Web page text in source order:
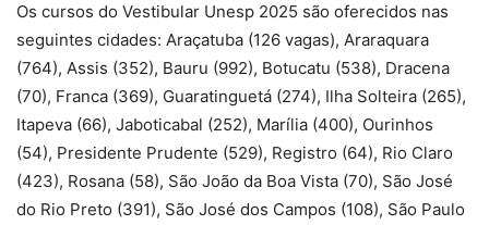
Os cursos do Vestibular Unesp 2025 são oferecidos nas
seguintes cidades: Araçatuba (126 vagas), Araraquara
(764), Assis (352), Bauru (992), Botucatu (538), Dracena
(70), Franca (369), Guaratinguetá (274), Ilha Solteira (265),
Itapeva (66), Jaboticabal (252), Marília (400), Ourinhos
(54), Presidente Prudente (529), Registro (64), Rio Claro
(423), Rosana (58), São João da Boa Vista (70), São José
do Rio Preto (391), São José dos Campos (108), São Paulo